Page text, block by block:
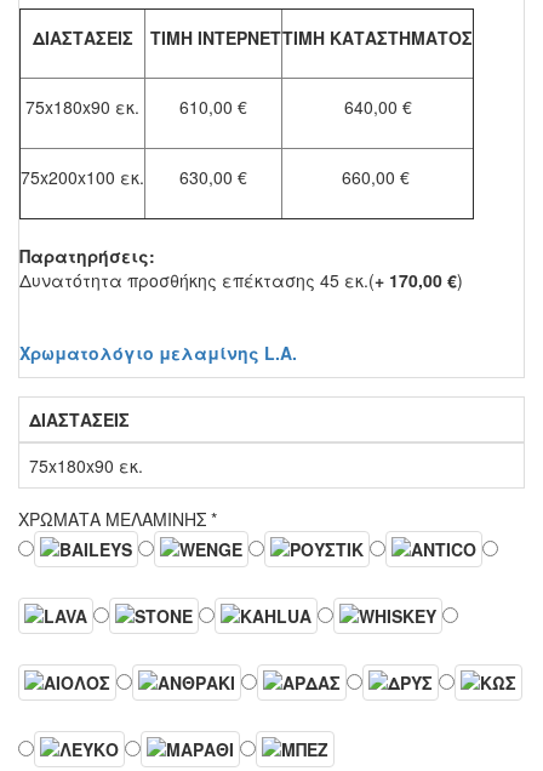
ΔΙΑΣΤΑΣΕΙΣ ΤΙΜΗ ΙΝΤΕΡΝΕΤΤΙΜΗ ΚΑΤΑΣΤΗΜΑΤΟΣ
75x180x90 εκ. 610,00 € 640,00 €
75x200x100 εκ. 630,00 € 660,00 €
Παρατηρήσεις:
Δυνατότητα προσθήκης επέκτασης 45 εκ.(+ 170,00 €)
Χρωματολόγιο μελαμίνης L.A.
ΔΙΑΣΤΑΣΕΙΣ
75x180x90 εκ.
ΧΡΩΜΑΤΑ ΜΕΛΑΜΙΝΗΣ *